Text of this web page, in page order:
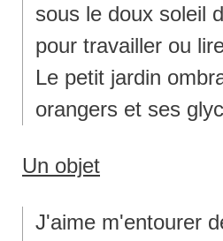
sous le doux soleil
pour travailler ou
Le petit jardin
orangers et ses
Un objet
J'aime m'entourer